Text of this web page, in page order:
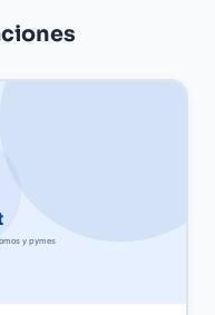
imagen